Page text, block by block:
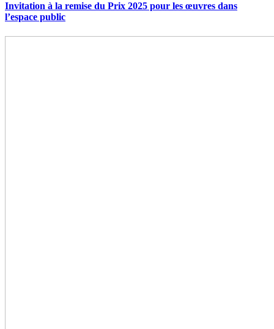
Invitation à la remise du Prix 2025 pour les œuvres dans
l’espace public